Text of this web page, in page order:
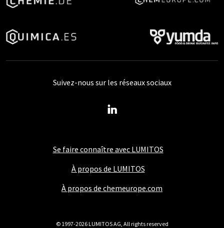
Se faire connaître avec LUMITOS
À propos de LUMITOS
À propos de chemeurope.com
Suivez-nous sur les réseaux sociaux
© 1997-2026 LUMITOS AG, All rights reserved